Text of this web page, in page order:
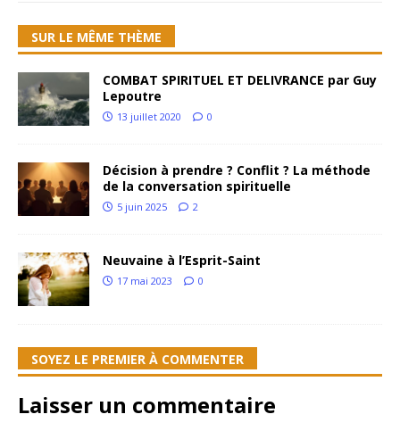
SUR LE MÊME THÈME
COMBAT SPIRITUEL ET DELIVRANCE par Guy
Lepoutre
13 juillet 2020 0
Décision à prendre ? Conflit ? La méthode
de la conversation spirituelle
5 juin 2025 2
Neuvaine à l’Esprit-Saint
17 mai 2023 0
SOYEZ LE PREMIER À COMMENTER
Laisser un commentaire